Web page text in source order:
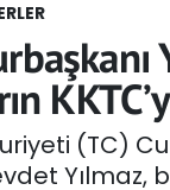
(TC)
Yılmaz,
Haberleri